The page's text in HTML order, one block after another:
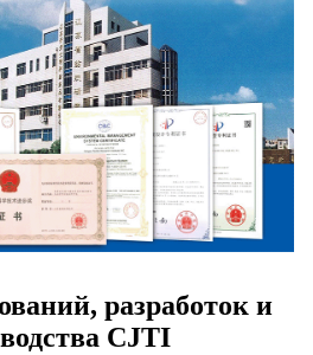
разработок и
CJTI